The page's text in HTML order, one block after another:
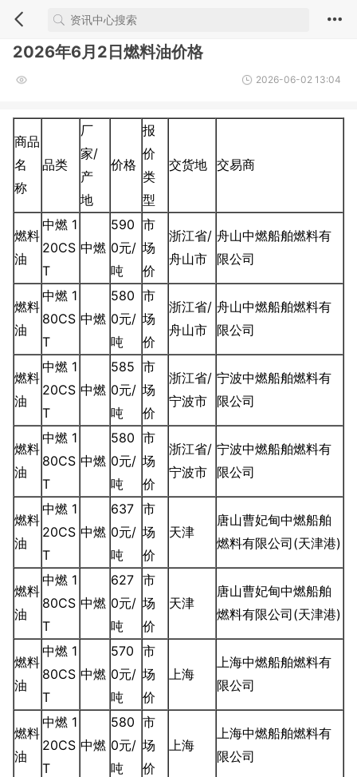
2026年6月2日燃料油价格
2026-06-02 13:04
商品
名
称
品类
厂
家/
产
地
价格
报
价
类
型
交货地 交易商
燃料
油
中燃 1
20CS
T
中燃
590
0元/
吨
市
场
价
浙江省/
舟山市
舟山中燃船舶燃料有
限公司
燃料
油
中燃 1
80CS
T
中燃
580
0元/
吨
市
场
价
浙江省/
舟山市
舟山中燃船舶燃料有
限公司
燃料
油
中燃 1
20CS
T
中燃
585
0元/
吨
市
场
价
浙江省/
宁波市
宁波中燃船舶燃料有
限公司
燃料
油
中燃 1
80CS
T
中燃
580
0元/
吨
市
场
价
浙江省/
宁波市
宁波中燃船舶燃料有
限公司
燃料
油
中燃 1
20CS
T
中燃
637
0元/
吨
市
场
价
天津
唐山曹妃甸中燃船舶
燃料有限公司(天津港)
燃料
油
中燃 1
80CS
T
中燃
627
0元/
吨
市
场
价
天津
唐山曹妃甸中燃船舶
燃料有限公司(天津港)
燃料
油
中燃 1
80CS
T
中燃
570
0元/
吨
市
场
价
上海
上海中燃船舶燃料有
限公司
燃料
油
中燃 1
20CS
T
中燃
580
0元/
吨
市
场
价
上海
上海中燃船舶燃料有
限公司